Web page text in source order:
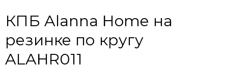
КПБ Alanna Home на
резинке по кругу
ALAHR011